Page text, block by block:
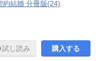
約結婚 分冊版(24)
試し読み 購入する